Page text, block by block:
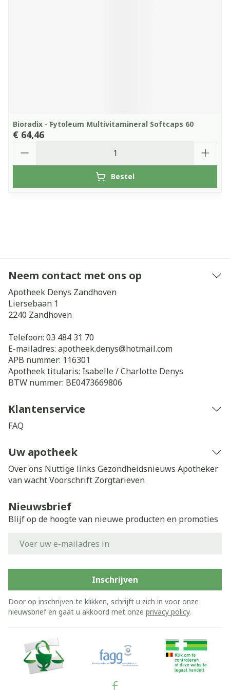
Bioradix - Fytoleum Multivitamineral Softcaps 60
€ 64,46
Bestel
Neem contact met ons op
Apotheek Denys Zandhoven
Liersebaan 1
2240 Zandhoven
Telefoon: 03 484 31 70
E-mailadres: apotheek.denys@hotmail.com
APB nummer: 116301
Apotheek titularis: Isabelle / Charlotte Denys
BTW nummer: BE0473669806
Klantenservice
FAQ
Uw apotheek
Over ons Nuttige links Gezondheidsnieuws Apotheker
van wachtVoorschrift Zorgtarieven
Nieuwsbrief
Blijf op de hoogte van nieuwe producten en promoties
Inschrijven
Door op inschrijven te klikken, schrijft u zich in voor onze
nieuwsbrief en gaat u akkoord met onze privacy policy.